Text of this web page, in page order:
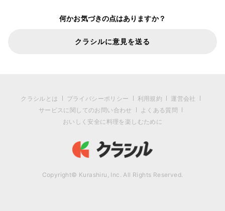
何かお気づきの点はありますか？
クラシルに意見を送る
クラシルとは プライバシーポリシー 利用規約
運営会社
サービスに関してのお問い合わせ
よくある質問
おいしく安全に料理を楽しむために
Copyright© Kurashiru, Inc. All Rights Reserved.